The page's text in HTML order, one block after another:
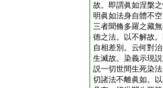
故。即謂眞如涅槃
明眞如法身自體不
三者聞脩多羅之藏
徳之法。以不解故
自相差別。云何對
生滅故。染義示現
説一切世間生死染
切諸法不離眞如。